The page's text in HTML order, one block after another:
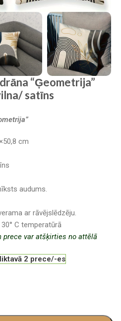
“Ģeometrija”
satīns
cm
audums.
ar rāvējslēdzēju.
C temperatūrā
var atšķirties no attēlā
2 prece/-es